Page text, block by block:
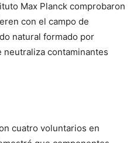
Max Planck comprobaron
con el campo de
natural formado por
neutraliza contaminantes
cuatro voluntarios en